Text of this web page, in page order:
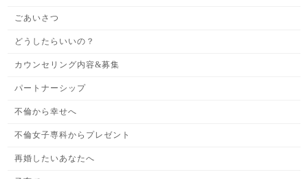
ごあいさつ
どうしたらいいの？
カウンセリング内容&募集
パートナーシップ
不倫から幸せへ
不倫女子専科からプレゼント
再婚したいあなたへ